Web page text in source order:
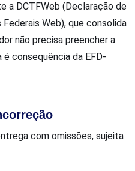
a DCTFWeb (Declaração de
Web), que consolida
não precisa preencher a
consequência da EFD-
com omissões, sujeita